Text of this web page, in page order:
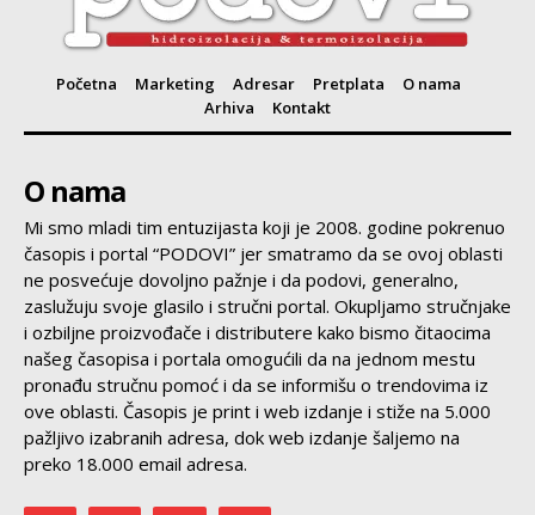
Početna Marketing Adresar Pretplata
O nama
Arhiva
Kontakt
O nama
Mi smo mladi tim entuzijasta koji je 2008. godine pokrenuo
časopis i portal “PODOVI” jer smatramo da se ovoj oblasti
ne posvećuje dovoljno pažnje i da podovi, generalno,
zaslužuju svoje glasilo i stručni portal. Okupljamo stručnjake
i ozbiljne proizvođače i distributere kako bismo čitaocima
našeg časopisa i portala omogućili da na jednom mestu
pronađu stručnu pomoć i da se informišu o trendovima iz
ove oblasti. Časopis je print i web izdanje i stiže na 5.000
pažljivo izabranih adresa, dok web izdanje šaljemo na
preko 18.000 email adresa.